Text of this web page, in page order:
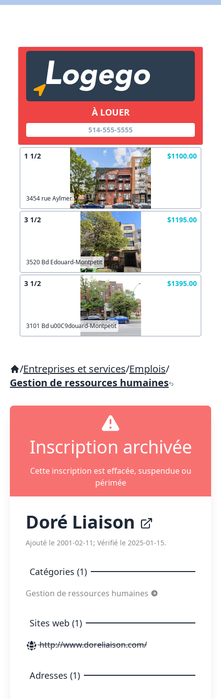
À LOUER
514-555-5555
1 1/2 $1100.00
3454 rue Aylmer
3 1/2 $1195.00
3520 Bd Edouard-Montpetit
3 1/2 $1395.00
3101 Bd u00C9douard-Montpetit
/Entreprises et services/Emplois/
Gestion de ressources humaines
Inscription archivée
Cette inscription est effacée, suspendue ou
périmée
Doré Liaison
Ajouté le 2001-02-11; Vérifié le 2025-01-15.
Catégories (1)
Gestion de ressources humaines
Sites web (1)
http://www.doreliaison.com/
Adresses (1)
Lien vers inscription (sera inclus dans courriel)
Copier lien
X Fermer
X Fermer